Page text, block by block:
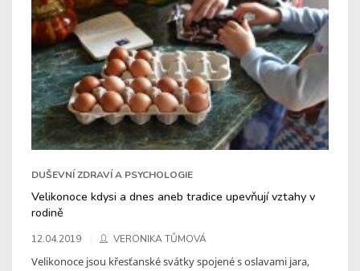
DUŠEVNÍ ZDRAVÍ A PSYCHOLOGIE
Velikonoce kdysi a dnes aneb tradice upevňují vztahy v
rodině
12.04.2019 VERONIKA TŮMOVÁ
Velikonoce jsou křesťanské svátky spojené s oslavami jara,